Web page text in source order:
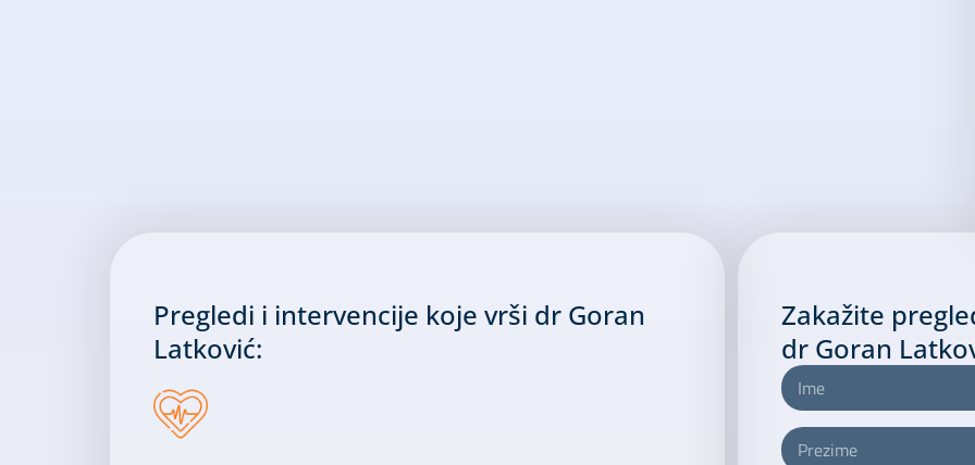
Pregledi i intervencije koje vrši dr Goran
Latković:
Zakažite
dr Goran